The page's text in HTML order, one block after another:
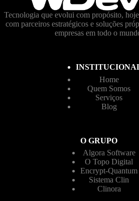
Tecnologia que evolui com propósito,
com parceiros estratégicos e soluções
empresas em todo o
Home
Quem Somos
Serviços
Blog
O GRUPO
Algora Software
O Topo Digital
Encrypt-Quantum
Sistema Clin
Clinora